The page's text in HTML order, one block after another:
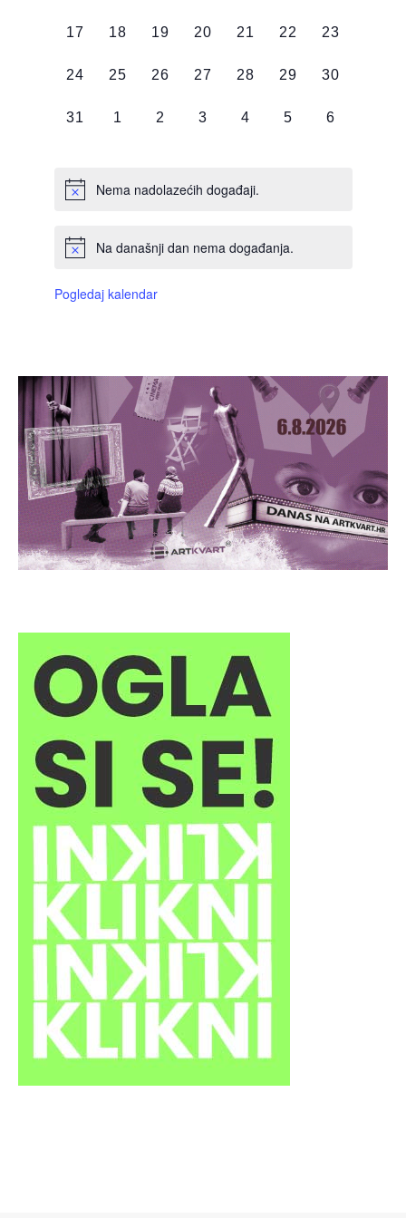
0
17
0
18
0
19
0
20
0
21
0
22
0
23
0
24
0
25
0
26
0
27
0
28
0
29
0
30
0
31
0
1
0
2
0
3
0
4
0
5
0
6
Nema nadolazećih događaji.
Na današnji dan nema događanja.
Pogledaj kalendar